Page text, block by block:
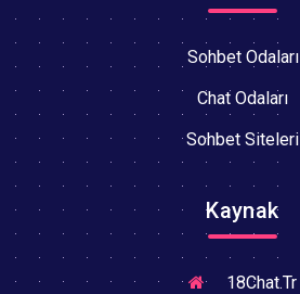
Sohbet Odaları
Chat Odaları
Sohbet Siteleri
Kaynak
18Chat.Tr